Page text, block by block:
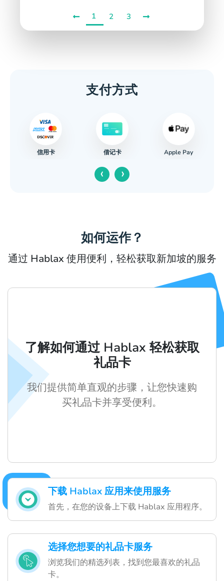
1 2 3
支付方式
信用卡 借记卡 Apple Pay
‹ ›
如何运作？
通过 Hablax 使用便利，轻松获取新加坡的服务
下载 Hablax 应用来使用服务
首先，在您的设备上下载 Hablax 应用程序。
选择您想要的礼品卡服务
浏览我们的精选列表，找到您最喜欢的礼品
卡。
了解如何通过 Hablax 轻松获取
礼品卡
我们提供简单直观的步骤，让您快速购
买礼品卡并享受便利。